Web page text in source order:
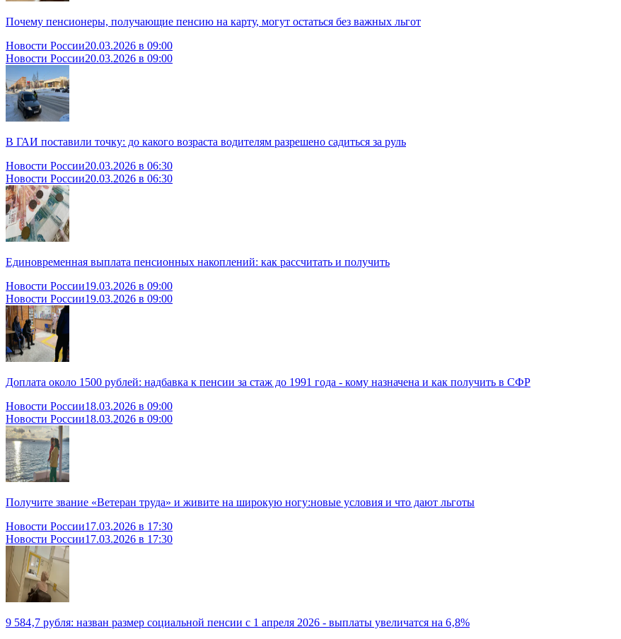
Почему пенсионеры, получающие пенсию на карту, могут остаться без важных льгот
Новости России20.03.2026 в 09:00
Новости России20.03.2026 в 09:00
В ГАИ поставили точку: до какого возраста водителям разрешено садиться за руль
Новости России20.03.2026 в 06:30
Новости России20.03.2026 в 06:30
Единовременная выплата пенсионных накоплений: как рассчитать и получить
Новости России19.03.2026 в 09:00
Новости России19.03.2026 в 09:00
Доплата около 1500 рублей: надбавка к пенсии за стаж до 1991 года - кому назначена и как получить в СФР
Новости России18.03.2026 в 09:00
Новости России18.03.2026 в 09:00
Получите звание «Ветеран труда» и живите на широкую ногу:новые условия и что дают льготы
Новости России17.03.2026 в 17:30
Новости России17.03.2026 в 17:30
9 584‚7 рубля: назван размер социальной пенсии с 1 апреля 2026 - выплаты увеличатся на 6‚8%